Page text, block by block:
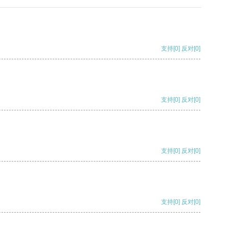
支持[0] 反对[0]
支持[0] 反对[0]
支持[0] 反对[0]
支持[0] 反对[0]